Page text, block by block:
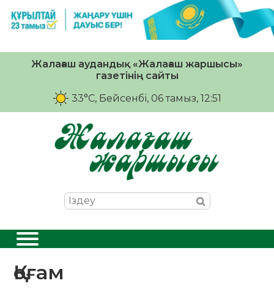
Жалағаш аудандық «Жалағаш жаршысы»
газетінің сайты
33°C, Бейсенбі, 06 тамыз, 12:51
Қоғам